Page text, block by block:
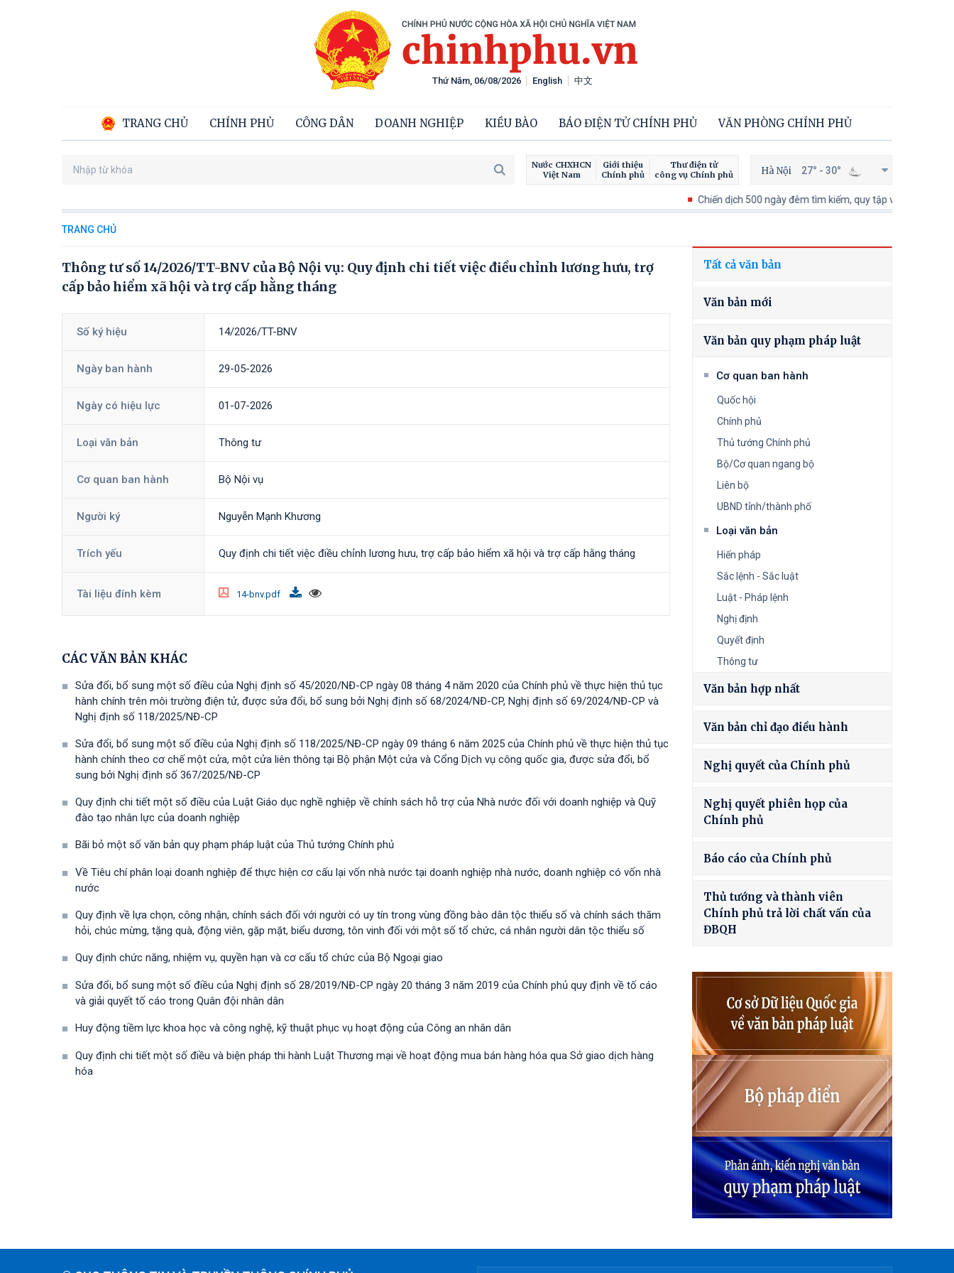
English 中文
TRANG CHỦ CHÍNH PHỦ CÔNG DÂN DOANH NGHIỆP KIỀU BÀO BÁO ĐIỆN TỬ CHÍNH PHỦ VĂN PHÒNG CHÍNH PHỦ
Thứ Năm, 06/08/2026
Nước CHXHCN
Việt Nam
Giới thiệu
Chính phủ
Thư điện tử
công vụ Chính phủ
Hà Nội 27° - 30°
Chiến dịch 500 ngày đêm tìm kiếm, quy tập và xác định danh tính
TRANG CHỦ
Thông tư số 14/2026/TT-BNV của Bộ Nội vụ: Quy định chi tiết việc điều chỉnh lương hưu, trợ
cấp bảo hiểm xã hội và trợ cấp hằng tháng
Số ký hiệu 14/2026/TT-BNV
Ngày ban hành 29-05-2026
Ngày có hiệu lực 01-07-2026
Loại văn bản Thông tư
Cơ quan ban hành Bộ Nội vụ
Người ký Nguyễn Mạnh Khương
Trích yếu Quy định chi tiết việc điều chỉnh lương hưu, trợ cấp bảo hiểm xã hội và trợ cấp hằng tháng
Tài liệu đính kèm 14-bnv.pdf
CÁC VĂN BẢN KHÁC
Sửa đổi, bổ sung một số điều của Nghị định số 45/2020/NĐ-CP ngày 08 tháng 4 năm 2020 của Chính phủ về thực hiện thủ tục
hành chính trên môi trường điện tử, được sửa đổi, bổ sung bởi Nghị định số 68/2024/NĐ-CP, Nghị định số 69/2024/NĐ-CP và
Nghị định số 118/2025/NĐ-СР
Sửa đổi, bổ sung một số điều của Nghị định số 118/2025/NĐ-CP ngày 09 tháng 6 năm 2025 của Chính phủ về thực hiện thủ tục
hành chính theo cơ chế một cửa, một cửa liên thông tại Bộ phận Một cửa và Cổng Dịch vụ công quốc gia, được sửa đổi, bổ
sung bởi Nghị định số 367/2025/NĐ-СР
Quy định chi tiết một số điều của Luật Giáo dục nghề nghiệp về chính sách hỗ trợ của Nhà nước đối với doanh nghiệp và Quỹ
đào tạo nhân lực của doanh nghiệp
Bãi bỏ một số văn bản quy phạm pháp luật của Thủ tướng Chính phủ
Về Tiêu chí phân loại doanh nghiệp để thực hiện cơ cấu lại vốn nhà nước tại doanh nghiệp nhà nước, doanh nghiệp có vốn nhà
nước
Quy định về lựa chọn, công nhận, chính sách đối với người có uy tín trong vùng đồng bào dân tộc thiểu số và chính sách thăm
hỏi, chúc mừng, tặng quà, động viên, gặp mặt, biểu dương, tôn vinh đối với một số tổ chức, cá nhân người dân tộc thiểu số
Quy định chức năng, nhiệm vụ, quyền hạn và cơ cấu tổ chức của Bộ Ngoại giao
Sửa đổi, bổ sung một số điều của Nghị định số 28/2019/NĐ-CР ngày 20 tháng 3 năm 2019 của Chính phủ quy định về tố cáo
và giải quyết tố cáo trong Quân đội nhân dân
Huy động tiềm lực khoa học và công nghệ, kỹ thuật phục vụ hoạt động của Công an nhân dân
Quy định chi tiết một số điều và biện pháp thi hành Luật Thương mại về hoạt động mua bán hàng hóa qua Sở giao dịch hàng
hóa
Tất cả văn bản
Văn bản mới
Văn bản quy phạm pháp luật
Cơ quan ban hành
Quốc hội
Chính phủ
Thủ tướng Chính phủ
Bộ/Cơ quan ngang bộ
Liên bộ
UBND tỉnh/thành phố
Loại văn bản
Hiến pháp
Sắc lệnh - Sắc luật
Luật - Pháp lệnh
Nghị định
Quyết định
Thông tư
Văn bản hợp nhất
Văn bản chỉ đạo điều hành
Nghị quyết của Chính phủ
Nghị quyết phiên họp của
Chính phủ
Báo cáo của Chính phủ
Thủ tướng và thành viên
Chính phủ trả lời chất vấn của
ĐBQH